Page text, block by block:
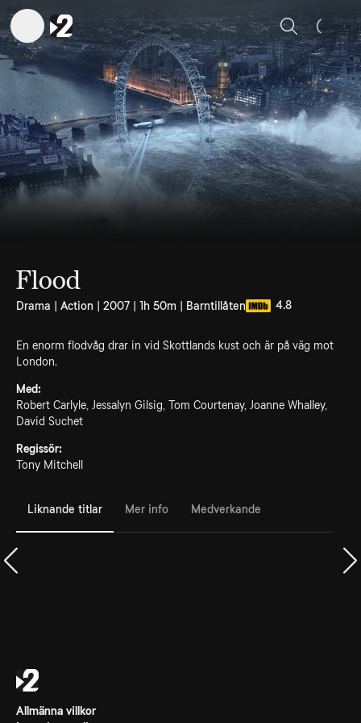
Sök
Flood
Drama | Action | 2007 | 1h 50m | Barntillåten 4.8
En enorm flodvåg drar in vid Skottlands kust och är på väg mot
London.
Med:
Robert Carlyle, Jessalyn Gilsig, Tom Courtenay, Joanne Whalley,
David Suchet
Regissör:
Tony Mitchell
Liknande titlar Mer info Medverkande
Allmänna villkor